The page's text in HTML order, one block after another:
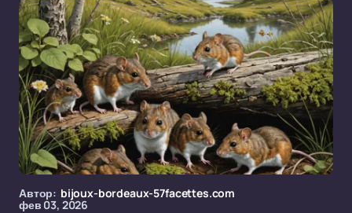
Автор: bijoux-bordeaux-57facettes.com
фев 03, 2026